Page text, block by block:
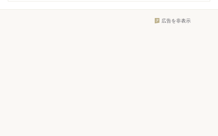
広告を非表示